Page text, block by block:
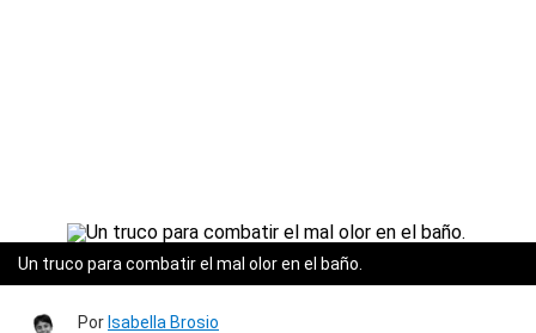
Un truco para combatir el mal olor en el baño.
Por Isabella Brosio